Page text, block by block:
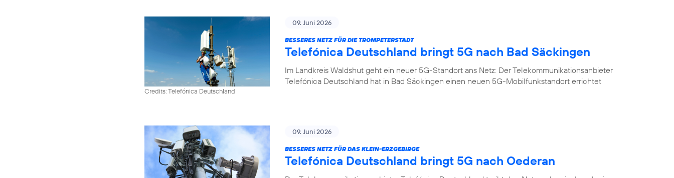
Credits: Telefónica Deutschland
09. Juni 2026
BESSERES NETZ FÜR DIE TROMPETERSTADT
Telefónica Deutschland bringt 5G nach Bad Säckingen
Im Landkreis Waldshut geht ein neuer 5G-Standort ans Netz: Der Telekommunikationsanbieter
Telefónica Deutschland hat in Bad Säckingen einen neuen 5G-Mobilfunkstandort errichtet
09. Juni 2026
BESSERES NETZ FÜR DAS KLEIN-ERZGEBIRGE
Telefónica Deutschland bringt 5G nach Oederan